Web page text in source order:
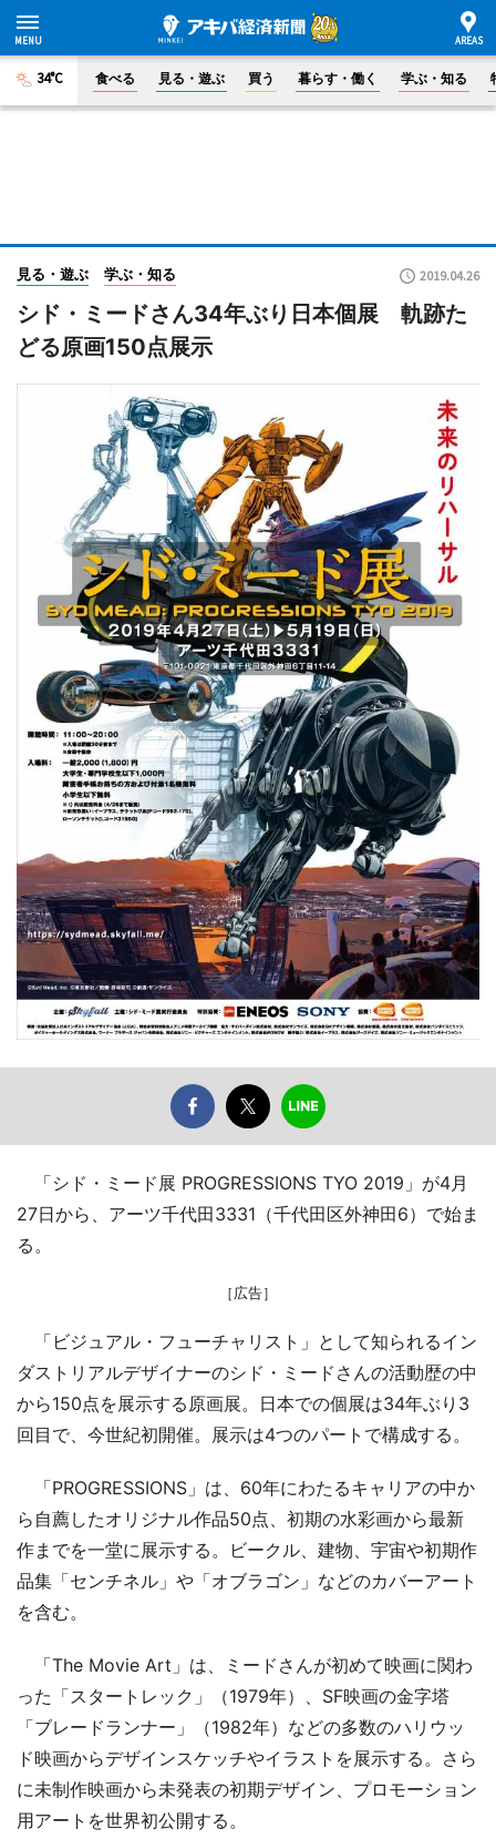
34°C 食べる 見る・遊ぶ 買う 暮らす・働く 学ぶ・知る
見る・遊ぶ 学ぶ・知る 2019.04.26
シド・ミードさん34年ぶり日本個展 軌跡た
どる原画150点展示
「シド・ミード展 PROGRESSIONS TYO 2019」が4月
27日から、アーツ千代田3331（千代田区外神田6）で始ま
る。
［広告］
「ビジュアル・フューチャリスト」として知られるイン
ダストリアルデザイナーのシド・ミードさんの活動歴の中
から150点を展示する原画展。日本での個展は34年ぶり3
回目で、今世紀初開催。展示は4つのパートで構成する。
「PROGRESSIONS」は、60年にわたるキャリアの中か
ら自薦したオリジナル作品50点、初期の水彩画から最新
作までを一堂に展示する。ビークル、建物、宇宙や初期作
品集「センチネル」や「オブラゴン」などのカバーアート
を含む。
「The Movie Art」は、ミードさんが初めて映画に関わ
った「スタートレック」（1979年）、SF映画の金字塔
「ブレードランナー」（1982年）などの多数のハリウッ
ド映画からデザインスケッチやイラストを展示する。さら
に未制作映画から未発表の初期デザイン、プロモーション
用アートを世界初公開する。